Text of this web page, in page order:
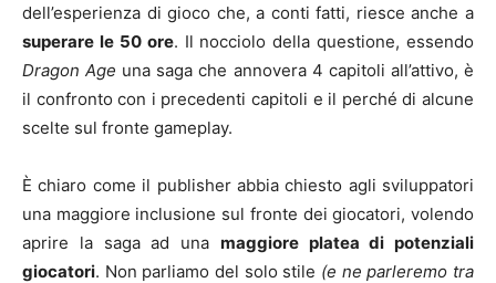
dell’esperienza di gioco che, a conti fatti, riesce anche a
superare le 50 ore. Il nocciolo della questione, essendo
Dragon Age una saga che annovera 4 capitoli all’attivo, è
il confronto con i precedenti capitoli e il perché di alcune
scelte sul fronte gameplay.
È chiaro come il publisher abbia chiesto agli sviluppatori
una maggiore inclusione sul fronte dei giocatori, volendo
aprire la saga ad una maggiore platea di potenziali
giocatori. Non parliamo del solo stile (e ne parleremo tra